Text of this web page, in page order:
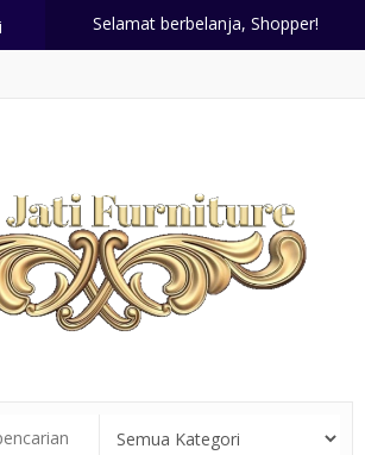
Selamat berbelanja, Shopper!